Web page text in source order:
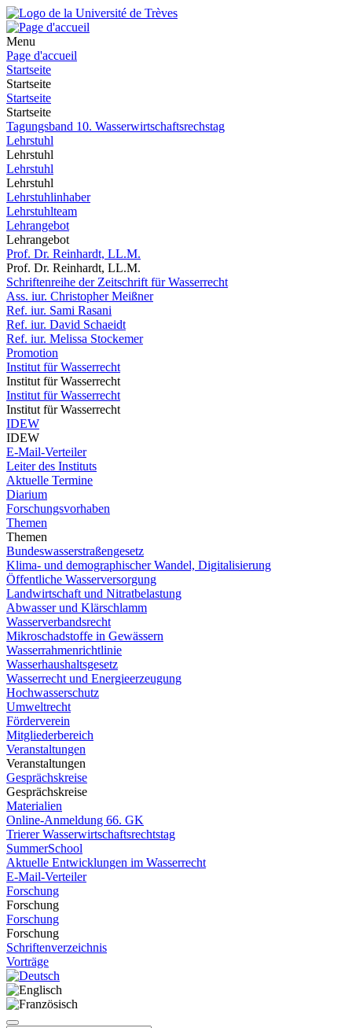
Menu
Page d'accueil
Startseite
Startseite
Startseite
Startseite
Tagungsband 10. Wasserwirtschaftsrechstag
Lehrstuhl
Lehrstuhl
Lehrstuhl
Lehrstuhl
Lehrstuhlinhaber
Lehrstuhlteam
Lehrangebot
Lehrangebot
Prof. Dr. Reinhardt, LL.M.
Prof. Dr. Reinhardt, LL.M.
Schriftenreihe der Zeitschrift für Wasserrecht
Ass. iur. Christopher Meißner
Ref. iur. Sami Rasani
Ref. iur. David Schaeidt
Ref. iur. Melissa Stockemer
Promotion
Institut für Wasserrecht
Institut für Wasserrecht
Institut für Wasserrecht
Institut für Wasserrecht
IDEW
IDEW
E-Mail-Verteiler
Leiter des Instituts
Aktuelle Termine
Diarium
Forschungsvorhaben
Themen
Themen
Bundeswasserstraßengesetz
Klima- und demographischer Wandel, Digitalisierung
Öffentliche Wasserversorgung
Landwirtschaft und Nitratbelastung
Abwasser und Klärschlamm
Wasserverbandsrecht
Mikroschadstoffe in Gewässern
Wasserrahmenrichtlinie
Wasserhaushaltsgesetz
Wasserrecht und Energieerzeugung
Hochwasserschutz
Umweltrecht
Förderverein
Mitgliederbereich
Veranstaltungen
Veranstaltungen
Gesprächskreise
Gesprächskreise
Materialien
Online-Anmeldung 66. GK
Trierer Wasserwirtschaftsrechtstag
SummerSchool
Aktuelle Entwicklungen im Wasserrecht
E-Mail-Verteiler
Forschung
Forschung
Forschung
Forschung
Schriftenverzeichnis
Vorträge